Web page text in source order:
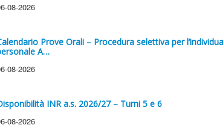
08-2026
Prove Orali – Procedura selettiva per
A…
08-2026
INR a.s. 2026/27 – Turni 5 e 6
08-2026